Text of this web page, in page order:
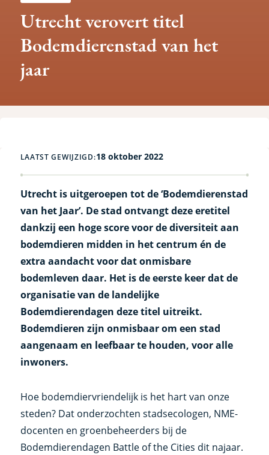
Utrecht verovert titel
Bodemdierenstad van het
jaar
LAATST GEWIJZIGD:18 oktober 2022
Utrecht is uitgeroepen tot de ‘Bodemdierenstad
van het Jaar’. De stad ontvangt deze eretitel
dankzij een hoge score voor de diversiteit aan
bodemdieren midden in het centrum én de
extra aandacht voor dat onmisbare
bodemleven daar. Het is de eerste keer dat de
organisatie van de landelijke
Bodemdierendagen deze titel uitreikt.
Bodemdieren zijn onmisbaar om een stad
aangenaam en leefbaar te houden, voor alle
inwoners.
Hoe bodemdiervriendelijk is het hart van onze
steden? Dat onderzochten stadsecologen, NME-
docenten en groenbeheerders bij de
Bodemdierendagen Battle of the Cities dit najaar.